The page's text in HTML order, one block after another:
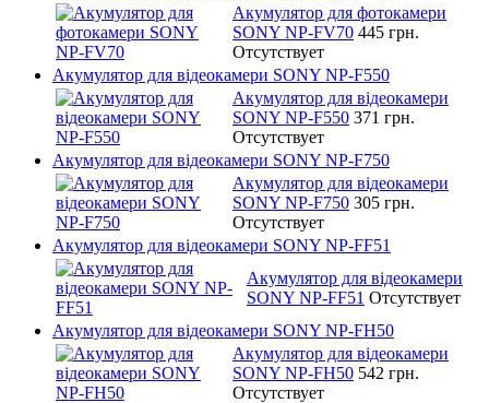
Акумулятор для фотокамери
SONY NP-FV70 445 грн.
Отсутствует
Акумулятор для відеокамери SONY NP-F550
Акумулятор для відеокамери
SONY NP-F550 371 грн.
Отсутствует
Акумулятор для відеокамери SONY NP-F750
Акумулятор для відеокамери
SONY NP-F750 305 грн.
Отсутствует
Акумулятор для відеокамери SONY NP-FF51
Акумулятор для відеокамери
SONY NP-FF51 Отсутствует
Акумулятор для відеокамери SONY NP-FH50
Акумулятор для відеокамери
SONY NP-FH50 542 грн.
Отсутствует